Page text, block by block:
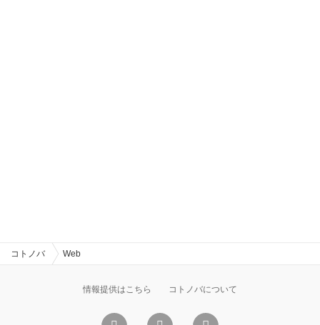
コトノバ Web
情報提供はこちら コトノバについて